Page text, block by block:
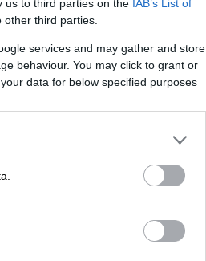
us to third parties on the IAB’s List of
third parties.
services and may gather and store
behaviour. You may click to grant or
data for below specified purposes
πολύ βίαια
σύννεφα